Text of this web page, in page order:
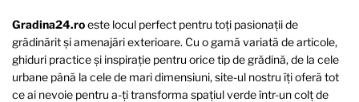
Gradina24.roeste locul perfect pentru toți pasionații de
grădinărit și amenajări exterioare. Cu o gamă variată de articole,
ghiduri practice și inspirație pentru orice tip de grădină, de la cele
urbane până la cele de mari dimensiuni, site-ul nostru îți oferă tot
ce ai nevoie pentru a-ți transforma spațiul verde într-un colț de